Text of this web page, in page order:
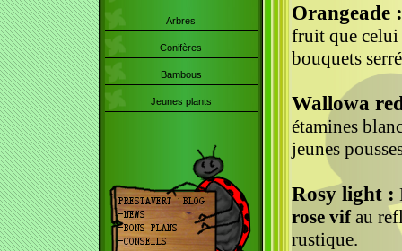
Orangeade :
fruit que celui
bouquets
Wallowa
étamines
jeunes
Rosy light :
rose vifau
rustique.
Arbres
Conifères
Bambous
Jeunes plants